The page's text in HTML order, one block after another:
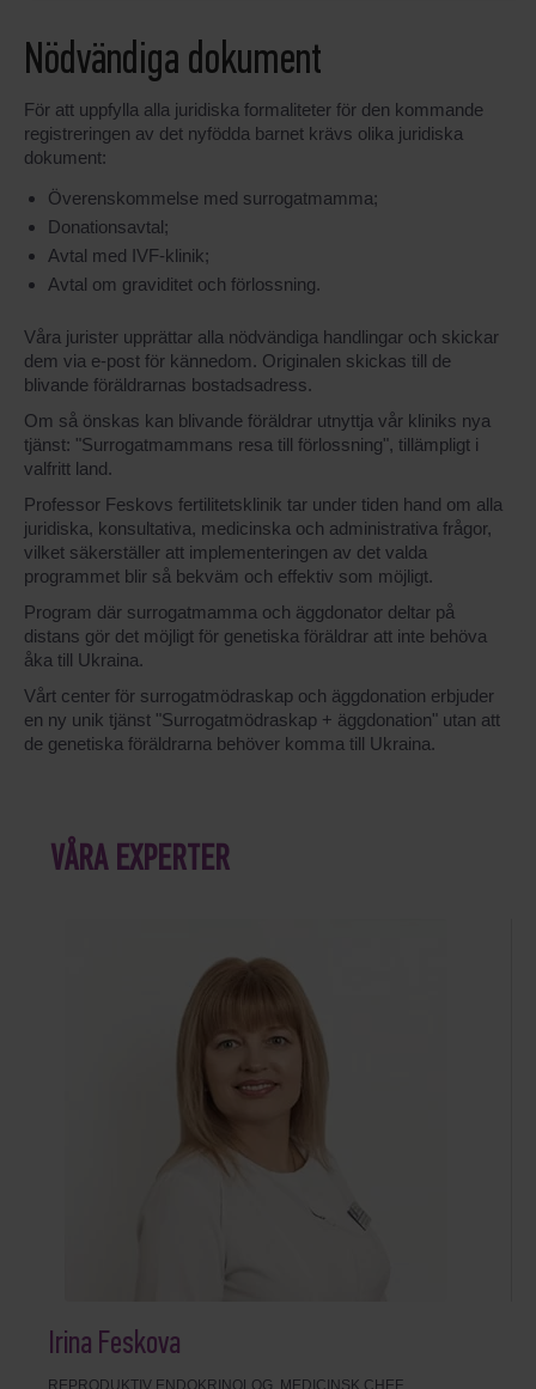
Nödvändiga dokument
För att uppfylla alla juridiska formaliteter för den kommande
registreringen av det nyfödda barnet krävs olika juridiska
dokument:
Överenskommelse med surrogatmamma;
Donationsavtal;
Avtal med IVF-klinik;
Avtal om graviditet och förlossning.
Våra jurister upprättar alla nödvändiga handlingar och skickar
dem via e-post för kännedom. Originalen skickas till de
blivande föräldrarnas bostadsadress.
Om så önskas kan blivande föräldrar utnyttja vår kliniks nya
tjänst: "Surrogatmammans resa till förlossning", tillämpligt i
valfritt land.
Professor Feskovs fertilitetsklinik tar under tiden hand om alla
juridiska, konsultativa, medicinska och administrativa frågor,
vilket säkerställer att implementeringen av det valda
programmet blir så bekväm och effektiv som möjligt.
Program där surrogatmamma och äggdonator deltar på
distans gör det möjligt för genetiska föräldrar att inte behöva
åka till Ukraina.
Vårt center för surrogatmödraskap och äggdonation erbjuder
en ny unik tjänst "Surrogatmödraskap + äggdonation" utan att
de genetiska föräldrarna behöver komma till Ukraina.
VÅRA EXPERTER
Irina Feskova
REPRODUKTIV ENDOKRINOLOG, MEDICINSK CHEF